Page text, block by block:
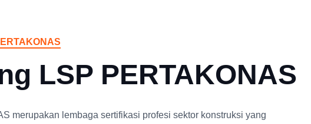
LSP PERTAKONAS
merupakan lembaga sertifikasi profesi sektor konstruksi yang